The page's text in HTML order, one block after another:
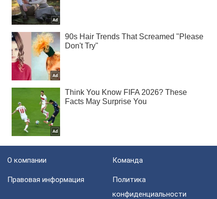
О компании Команда
Правовая информация
Политика
конфиденциальности